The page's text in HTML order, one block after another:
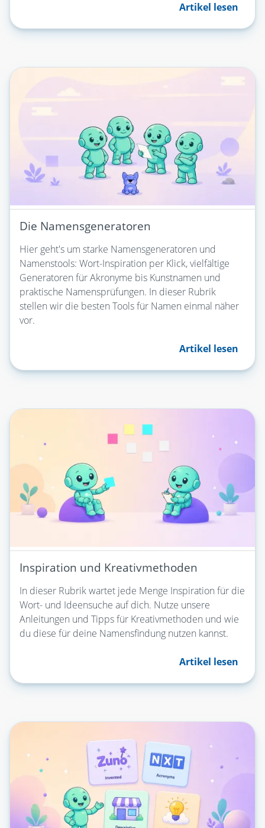
Artikel lesen
Die Namensgeneratoren
Hier geht's um starke Namensgeneratoren und
Namenstools: Wort-Inspiration per Klick, vielfältige
Generatoren für Akronyme bis Kunstnamen und
praktische Namensprüfungen. In dieser Rubrik
stellen wir die besten Tools für Namen einmal näher
vor.
Artikel lesen
Inspiration und Kreativmethoden
In dieser Rubrik wartet jede Menge Inspiration für die
Wort- und Ideensuche auf dich. Nutze unsere
Anleitungen und Tipps für Kreativmethoden und wie
du diese für deine Namensfindung nutzen kannst.
Artikel lesen